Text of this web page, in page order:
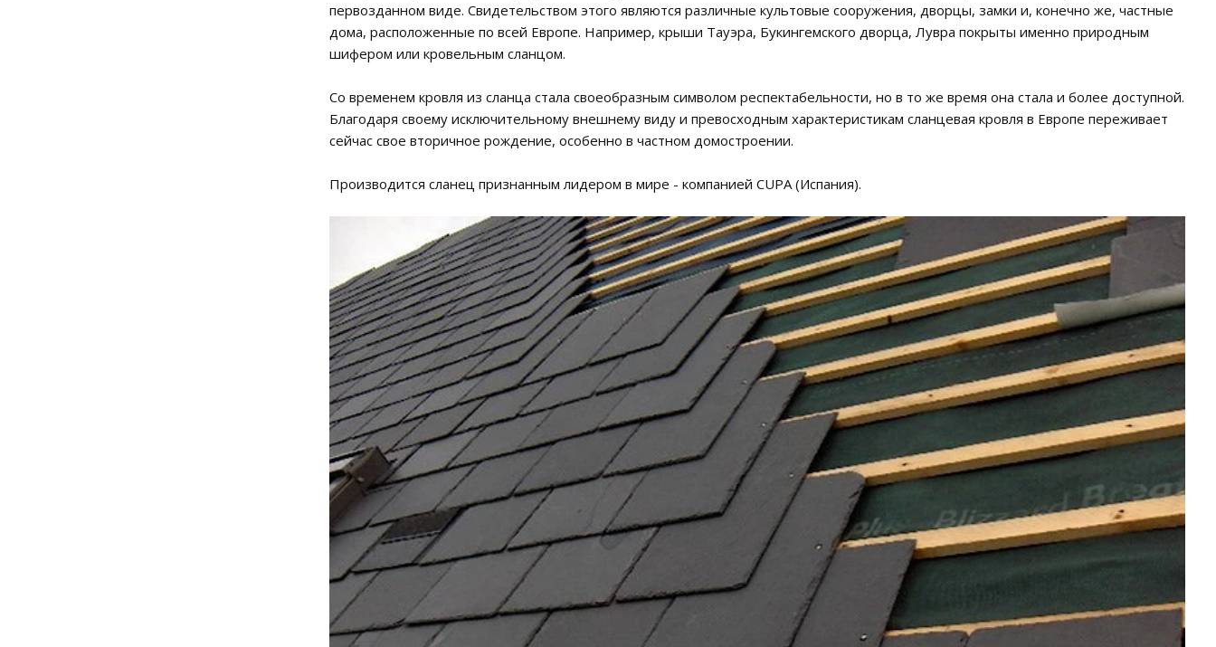
первозданном виде. Свидетельством этого являются различные культовые сооружения, дворцы, замки и, конечно же, частные
дома, расположенные по всей Европе. Например, крыши Тауэра, Букингемского дворца, Лувра покрыты именно природным
шифером или кровельным сланцом.
Со временем кровля из сланца стала своеобразным символом респектабельности, но в то же время она стала и более доступной.
Благодаря своему исключительному внешнему виду и превосходным характеристикам сланцевая кровля в Европе переживает
сейчас свое вторичное рождение, особенно в частном домостроении.
Производится сланец признанным лидером в мире - компанией CUPA (Испания).